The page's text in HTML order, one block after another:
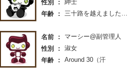
性別
紳士
年齢
三十路を越えました…
名前
マーシー@副管理人
性別
淑女
年齢
Around 30（汗